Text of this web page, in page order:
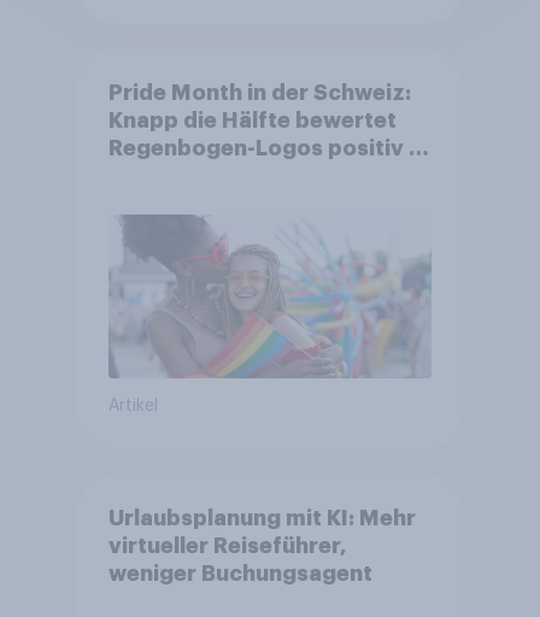
Pride Month in der Schweiz:
Knapp die Hälfte bewertet
Regenbogen-Logos positiv –
Artikel
Urlaubsplanung mit KI: Mehr
virtueller Reiseführer,
weniger Buchungsagent